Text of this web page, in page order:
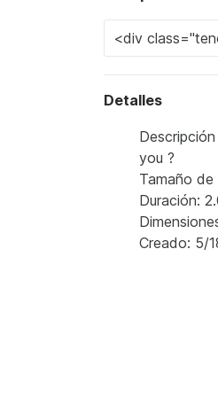
Detalles
you ?
Tamaño
Duración:
Creado: 5/